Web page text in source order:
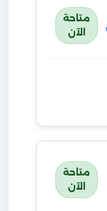
متاحة
الآن
متاحة
الآن